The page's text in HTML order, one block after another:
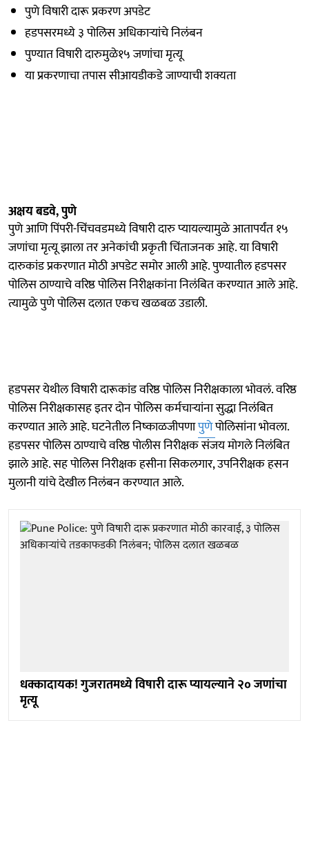
पुणे विषारी दारू प्रकरण अपडेट
हडपसरमध्ये ३ पोलिस अधिकाऱ्यांचे निलंबन
पुण्यात विषारी दारुमुळे१५ जणांचा मृत्यू
या प्रकरणाचा तपास सीआयडीकडे जाण्याची शक्यता
अक्षय बडवे, पुणे
पुणे आणि पिंपरी-चिंचवडमध्ये विषारी दारु प्यायल्यामुळे आतापर्यंत १५
जणांचा मृत्यू झाला तर अनेकांची प्रकृती चिंताजनक आहे. या विषारी
दारुकांड प्रकरणात मोठी अपडेट समोर आली आहे. पुण्यातील हडपसर
पोलिस ठाण्याचे वरिष्ठ पोलिस निरीक्षकांना निलंबित करण्यात आले आहे.
त्यामुळे पुणे पोलिस दलात एकच खळबळ उडाली.
हडपसर येथील विषारी दारूकांड वरिष्ठ पोलिस निरीक्षकाला भोवलं. वरिष्ठ
पोलिस निरीक्षकासह इतर दोन पोलिस कर्मचाऱ्यांना सुद्धा निलंबित
करण्यात आले आहे. घटनेतील निष्काळजीपणापुणेपोलिसांना भोवला.
हडपसर पोलिस ठाण्याचे वरिष्ठ पोलीस निरीक्षक संजय मोगले निलंबित
झाले आहे. सह पोलिस निरीक्षक हसीना सिकलगार, उपनिरीक्षक हसन
मुलानी यांचे देखील निलंबन करण्यात आले.
धक्कादायक! गुजरातमध्ये विषारी दारू प्यायल्याने २० जणांचा
मृत्यू